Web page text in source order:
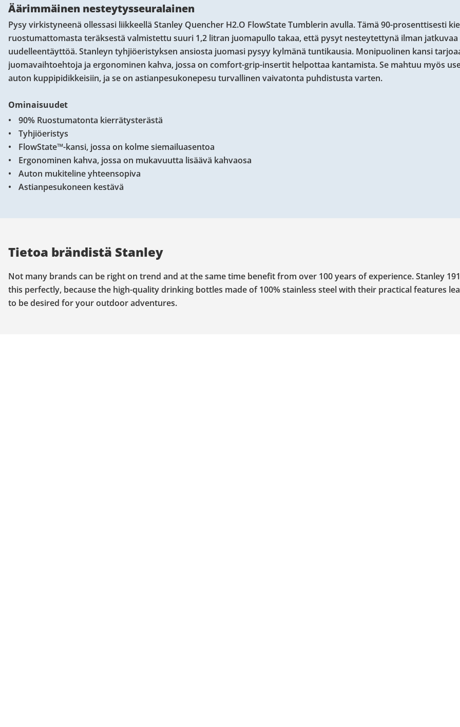
Äärimmäinen nesteytysseuralainen
Pysy virkistyneenä ollessasi liikkeellä Stanley Quencher H2.O FlowState Tumblerin avulla. Tämä 90-prosenttisesti
ruostumattomasta teräksestä valmistettu suuri 1,2 litran juomapullo takaa, että pysyt nesteytettynä ilman jatkuvaa
uudelleentäyttöä. Stanleyn tyhjiöeristyksen ansiosta juomasi pysyy kylmänä tuntikausia. Monipuolinen kansi
juomavaihtoehtoja ja ergonominen kahva, jossa on comfort-grip-insertit helpottaa kantamista. Se mahtuu myös
auton kuppipidikkeisiin, ja se on astianpesukonepesu turvallinen vaivatonta puhdistusta varten.
Ominaisuudet
90% Ruostumatonta kierrätysterästä
Tyhjiöeristys
FlowState™-kansi, jossa on kolme siemailuasentoa
Ergonominen kahva, jossa on mukavuutta lisäävä kahvaosa
Auton mukiteline yhteensopiva
Astianpesukoneen kestävä
Tietoa brändistä Stanley
Not many brands can be right on trend and at the same time benefit from over 100 years of experience. Stanley
this perfectly, because the high-quality drinking bottles made of 100% stainless steel with their practical features
to be desired for your outdoor adventures.